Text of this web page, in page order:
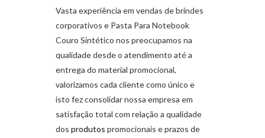
Vasta experiência em vendas de brindes
corporativos e Pasta Para Notebook
Couro Sintético nos preocupamos na
qualidade desde o atendimento até a
entrega do material promocional,
valorizamos cada cliente como único e
isto fez consolidar nossa empresa em
satisfação total com relação a qualidade
dos produtos promocionais e prazos de